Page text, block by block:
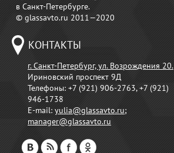
в Санкт-Петербурге.
© glassavto.ru 2011—2020
КОНТАКТЫ
г. Санкт-Петербург, ул. Возрождения 20.
Ириновский проспект 9Д
Телефоны:+7 (921) 906-2763, +7 (921)
946-1738
E-mail:yulia@glassavto.ru;
manager@glassavto.ru